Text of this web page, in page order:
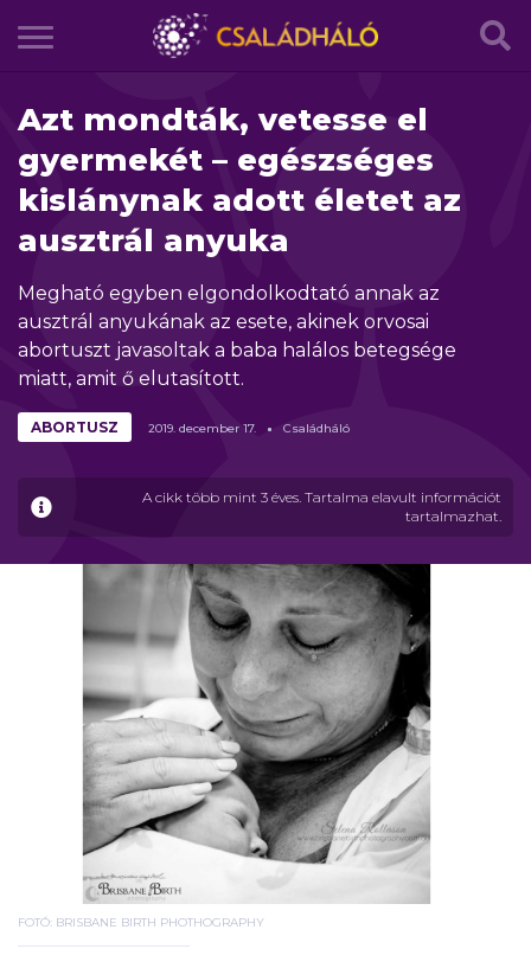
Azt mondták, vetesse el
gyermekét – egészséges
kislánynak adott életet az
ausztrál anyuka
Megható egyben elgondolkodtató annak az
ausztrál anyukának az esete, akinek orvosai
abortuszt javasoltak a baba halálos betegsége
miatt, amit ő elutasított.
A cikk több mint 3 éves. Tartalma elavult információt
tartalmazhat.
ABORTUSZ 2019. december 17. Családháló
FOTÓ: BRISBANE BIRTH PHOTHOGRAPHY